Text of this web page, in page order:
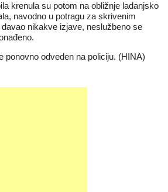
krenula su potom na obližnje ladanjsko
navodno u potragu za skrivenim
nikakve izjave, neslužbeno se
ponovno odveden na policiju. (HINA)